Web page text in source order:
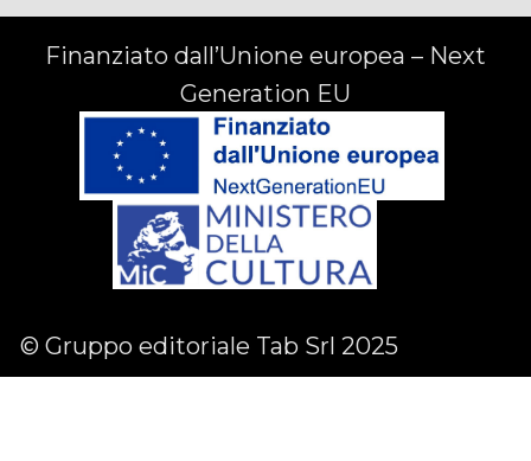
Finanziato dall’Unione europea – Next
Generation EU
© Gruppo editoriale Tab Srl 2025